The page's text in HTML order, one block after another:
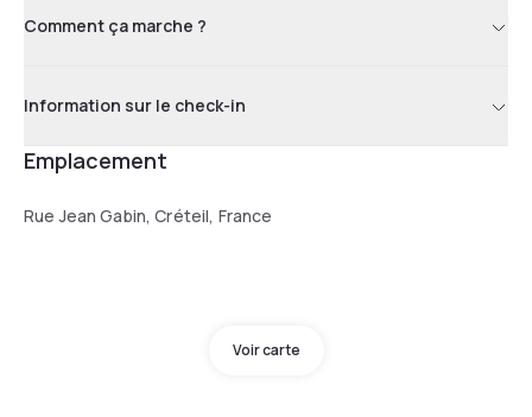
Comment ça marche ?
Information sur le check-in
Emplacement
Rue Jean Gabin, Créteil, France
Voir carte